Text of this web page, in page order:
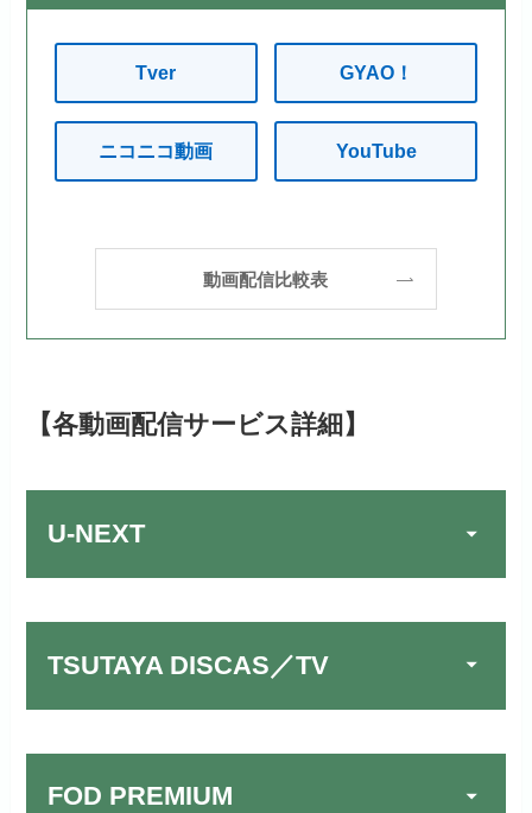
Tver GYAO！
ニコニコ動画 YouTube
動画配信比較表
【各動画配信サービス詳細】
U-NEXT
TSUTAYA DISCAS／TV
FOD PREMIUM